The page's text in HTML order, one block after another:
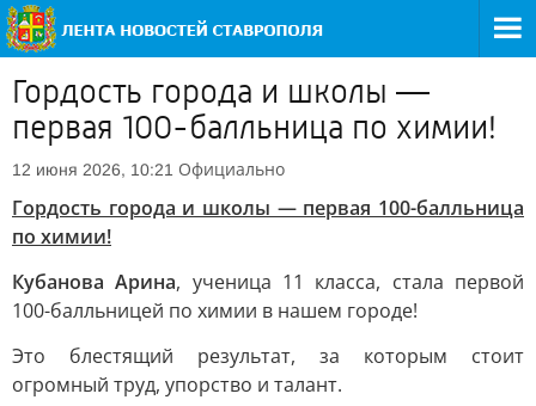
Гордость города и школы —
первая 100-балльница по химии!
12 июня 2026, 10:21 Официально
Гордость города и школы — первая 100-балльница
по химии!
Кубанова Арина, ученица 11 класса, стала первой
100-балльницей по химии в нашем городе!
Это блестящий результат, за которым стоит
огромный труд, упорство и талант.